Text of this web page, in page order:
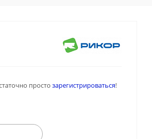
просто зарегистрироваться!